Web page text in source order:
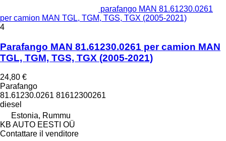
parafango MAN 81.61230.0261
per camion MAN TGL, TGM, TGS, TGX (2005-2021)
4
Parafango MAN 81.61230.0261 per camion MAN
TGL, TGM, TGS, TGX (2005-2021)
24,80 €
Parafango
81.61230.0261 81612300261
diesel
Estonia, Rummu
KB AUTO EESTI OÜ
Contattare il venditore